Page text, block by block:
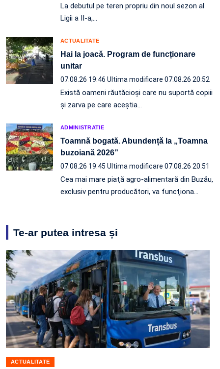
La debutul pe teren propriu din noul sezon al
Ligii a II-a,…
ACTUALITATE
Hai la joacă. Program de funcționare
unitar
07.08.26 19:46 Ultima modificare 07.08.26 20:52
Există oameni răutăcioși care nu suportă copiii
și zarva pe care aceștia…
ADMINISTRATIE
Toamnă bogată. Abundență la „Toamna
buzoiană 2026”
07.08.26 19:45 Ultima modificare 07.08.26 20:51
Cea mai mare piaţă agro-alimentară din Buzău,
exclusiv pentru producători, va funcţiona…
Te-ar putea intresa și
ACTUALITATE